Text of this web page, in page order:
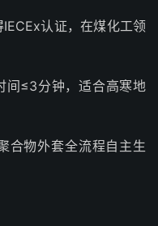
IECEx认证，在煤化工领
≤3分钟，适合高寒地
合物外套全流程自主生